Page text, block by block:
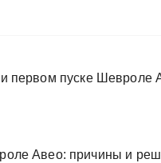
первом пуске
Авео: причины и